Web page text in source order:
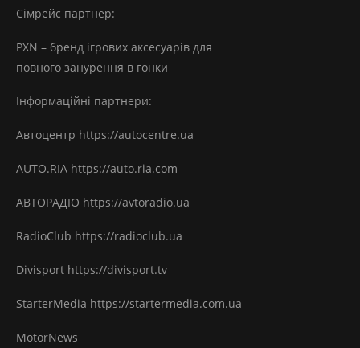
Сімрейс партнер:
PXN – бренд ігрових аксесуарів для
повного занурення в гонки
Інформаційні партнери:
Автоцентр https://autocentre.ua
AUTO.RIA https://auto.ria.com
АВТОРАДІО https://avtoradio.ua
RadioClub https://radioclub.ua
Divisport https://divisport.tv
StarterMedia https://startermedia.com.ua
MotorNews